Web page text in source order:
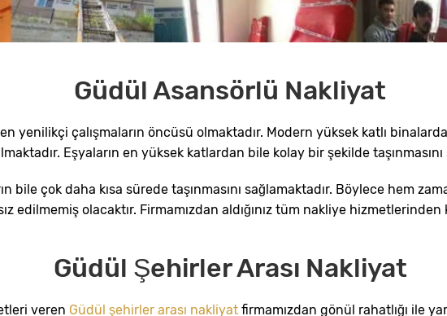
Güdül Asansörlü Nakliyat
yenilikçi çalışmaların öncüsü olmaktadır. Modern yüksek katlı
Eşyaların en yüksek katlardan bile kolay bir şekilde
bile çok daha kısa sürede taşınmasını sağlamaktadır. Böylece hem
edilmemiş olacaktır. Firmamızdan aldığınız tüm nakliye
Güdül Şehirler Arası Nakliyat
veren Güdül şehirler arası nakliyat firmamızdan gönül rahatlığı ile